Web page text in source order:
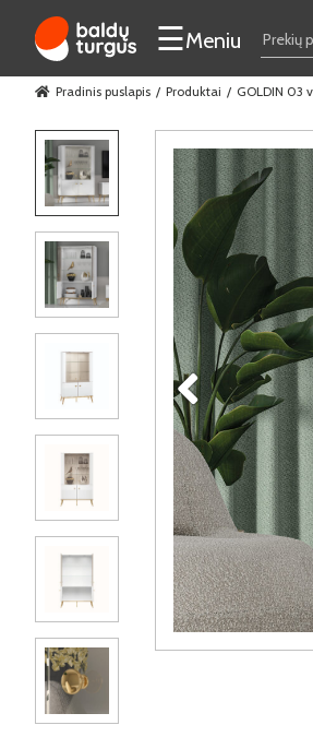
☰Meniu
Pradinis puslapis Produktai GOLDIN 03